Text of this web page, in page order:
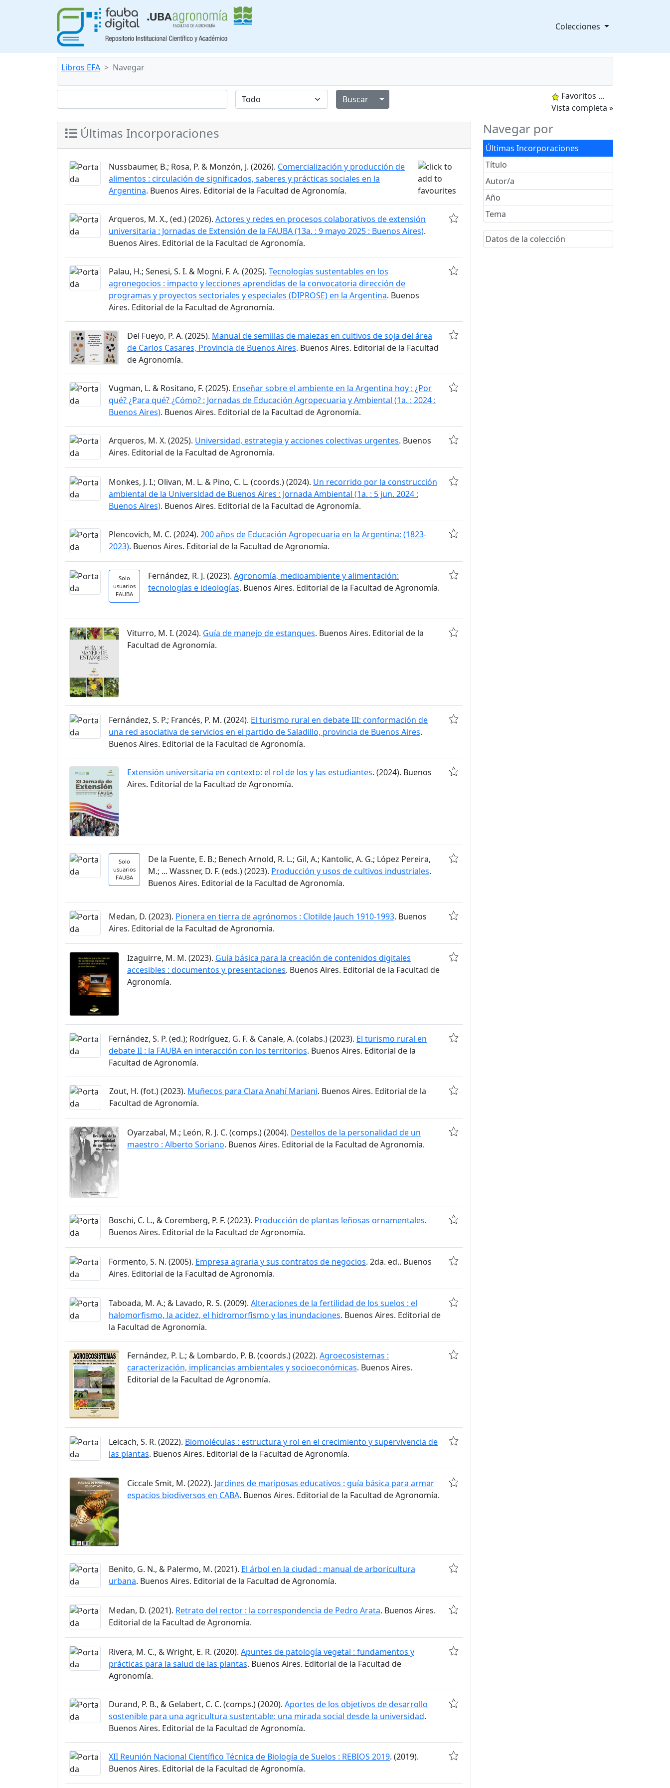
Colecciones
Libros EFA Navegar
Alternar menú desplegable
Favoritos ...
Vista completa »
Navegar por
Últimas Incorporaciones
Título
Autor/a
Año
Tema
Datos de la colección
Últimas Incorporaciones
Nussbaumer, B.; Rosa, P. & Monzón, J. (2026). Comercialización y producción de
alimentos : circulación de significados, saberes y prácticas sociales en la
Argentina. Buenos Aires. Editorial de la Facultad de Agronomía.
Arqueros, M. X., (ed.) (2026). Actores y redes en procesos colaborativos de extensión
universitaria : Jornadas de Extensión de la FAUBA (13a. : 9 mayo 2025 : Buenos Aires).
Buenos Aires. Editorial de la Facultad de Agronomía.
Palau, H.; Senesi, S. I. & Mogni, F. A. (2025). Tecnologías sustentables en los
agronegocios : impacto y lecciones aprendidas de la convocatoria dirección de
programas y proyectos sectoriales y especiales (DIPROSE) en la Argentina. Buenos
Aires. Editorial de la Facultad de Agronomía.
Del Fueyo, P. A. (2025). Manual de semillas de malezas en cultivos de soja del área
de Carlos Casares, Provincia de Buenos Aires. Buenos Aires. Editorial de la Facultad
de Agronomía.
Vugman, L. & Rositano, F. (2025). Enseñar sobre el ambiente en la Argentina hoy : ¿Por
qué? ¿Para qué? ¿Cómo? : Jornadas de Educación Agropecuaria y Ambiental (1a. : 2024 :
Buenos Aires). Buenos Aires. Editorial de la Facultad de Agronomía.
Arqueros, M. X. (2025). Universidad, estrategia y acciones colectivas urgentes. Buenos
Aires. Editorial de la Facultad de Agronomía.
Monkes, J. I.; Olivan, M. L. & Pino, C. L. (coords.) (2024). Un recorrido por la construcción
ambiental de la Universidad de Buenos Aires : Jornada Ambiental (1a. : 5 jun. 2024 :
Buenos Aires). Buenos Aires. Editorial de la Facultad de Agronomía.
Plencovich, M. C. (2024). 200 años de Educación Agropecuaria en la Argentina: (1823-
2023). Buenos Aires. Editorial de la Facultad de Agronomía.
Solo
usuarios
FAUBA
Fernández, R. J. (2023). Agronomía, medioambiente y alimentación:
tecnologías e ideologías. Buenos Aires. Editorial de la Facultad de Agronomía.
Viturro, M. I. (2024). Guía de manejo de estanques. Buenos Aires. Editorial de la
Facultad de Agronomía.
Fernández, S. P.; Francés, P. M. (2024). El turismo rural en debate III: conformación de
una red asociativa de servicios en el partido de Saladillo, provincia de Buenos Aires.
Buenos Aires. Editorial de la Facultad de Agronomía.
Extensión universitaria en contexto: el rol de los y las estudiantes. (2024). Buenos
Aires. Editorial de la Facultad de Agronomía.
Solo
usuarios
FAUBA
De la Fuente, E. B.; Benech Arnold, R. L.; Gil, A.; Kantolic, A. G.; López Pereira,
M.; ... Wassner, D. F. (eds.) (2023). Producción y usos de cultivos industriales.
Buenos Aires. Editorial de la Facultad de Agronomía.
Medan, D. (2023). Pionera en tierra de agrónomos : Clotilde Jauch 1910-1993. Buenos
Aires. Editorial de la Facultad de Agronomía.
Izaguirre, M. M. (2023). Guía básica para la creación de contenidos digitales
accesibles : documentos y presentaciones. Buenos Aires. Editorial de la Facultad de
Agronomía.
Fernández, S. P. (ed.); Rodríguez, G. F. & Canale, A. (colabs.) (2023). El turismo rural en
debate II : la FAUBA en interacción con los territorios. Buenos Aires. Editorial de la
Facultad de Agronomía.
Zout, H. (fot.) (2023). Muñecos para Clara Anahí Mariani. Buenos Aires. Editorial de la
Facultad de Agronomía.
Oyarzabal, M.; León, R. J. C. (comps.) (2004). Destellos de la personalidad de un
maestro : Alberto Soriano. Buenos Aires. Editorial de la Facultad de Agronomía.
Boschi, C. L., & Coremberg, P. F. (2023). Producción de plantas leñosas ornamentales.
Buenos Aires. Editorial de la Facultad de Agronomía.
Formento, S. N. (2005). Empresa agraria y sus contratos de negocios. 2da. ed.. Buenos
Aires. Editorial de la Facultad de Agronomía.
Taboada, M. A.; & Lavado, R. S. (2009). Alteraciones de la fertilidad de los suelos : el
halomorfismo, la acidez, el hidromorfismo y las inundaciones. Buenos Aires. Editorial de
la Facultad de Agronomía.
Fernández, P. L.; & Lombardo, P. B. (coords.) (2022). Agroecosistemas :
caracterización, implicancias ambientales y socioeconómicas. Buenos Aires.
Editorial de la Facultad de Agronomía.
Leicach, S. R. (2022). Biomoléculas : estructura y rol en el crecimiento y supervivencia de
las plantas. Buenos Aires. Editorial de la Facultad de Agronomía.
Ciccale Smit, M. (2022). Jardines de mariposas educativos : guía básica para armar
espacios biodiversos en CABA. Buenos Aires. Editorial de la Facultad de Agronomía.
Benito, G. N., & Palermo, M. (2021). El árbol en la ciudad : manual de arboricultura
urbana. Buenos Aires. Editorial de la Facultad de Agronomía.
Medan, D. (2021). Retrato del rector : la correspondencia de Pedro Arata. Buenos Aires.
Editorial de la Facultad de Agronomía.
Rivera, M. C., & Wright, E. R. (2020). Apuntes de patología vegetal : fundamentos y
prácticas para la salud de las plantas. Buenos Aires. Editorial de la Facultad de
Agronomía.
Durand, P. B., & Gelabert, C. C. (comps.) (2020). Aportes de los objetivos de desarrollo
sostenible para una agricultura sustentable: una mirada social desde la universidad.
Buenos Aires. Editorial de la Facultad de Agronomía.
XII Reunión Nacional Científico Técnica de Biología de Suelos : REBIOS 2019. (2019).
Buenos Aires. Editorial de la Facultad de Agronomía.